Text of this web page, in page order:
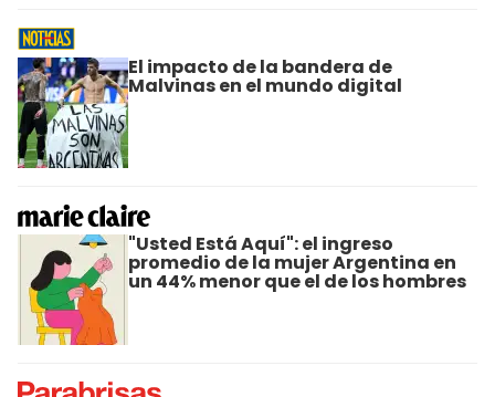
El impacto de la bandera de
Malvinas en el mundo digital
"Usted Está Aquí": el ingreso
promedio de la mujer Argentina en
un 44% menor que el de los hombres